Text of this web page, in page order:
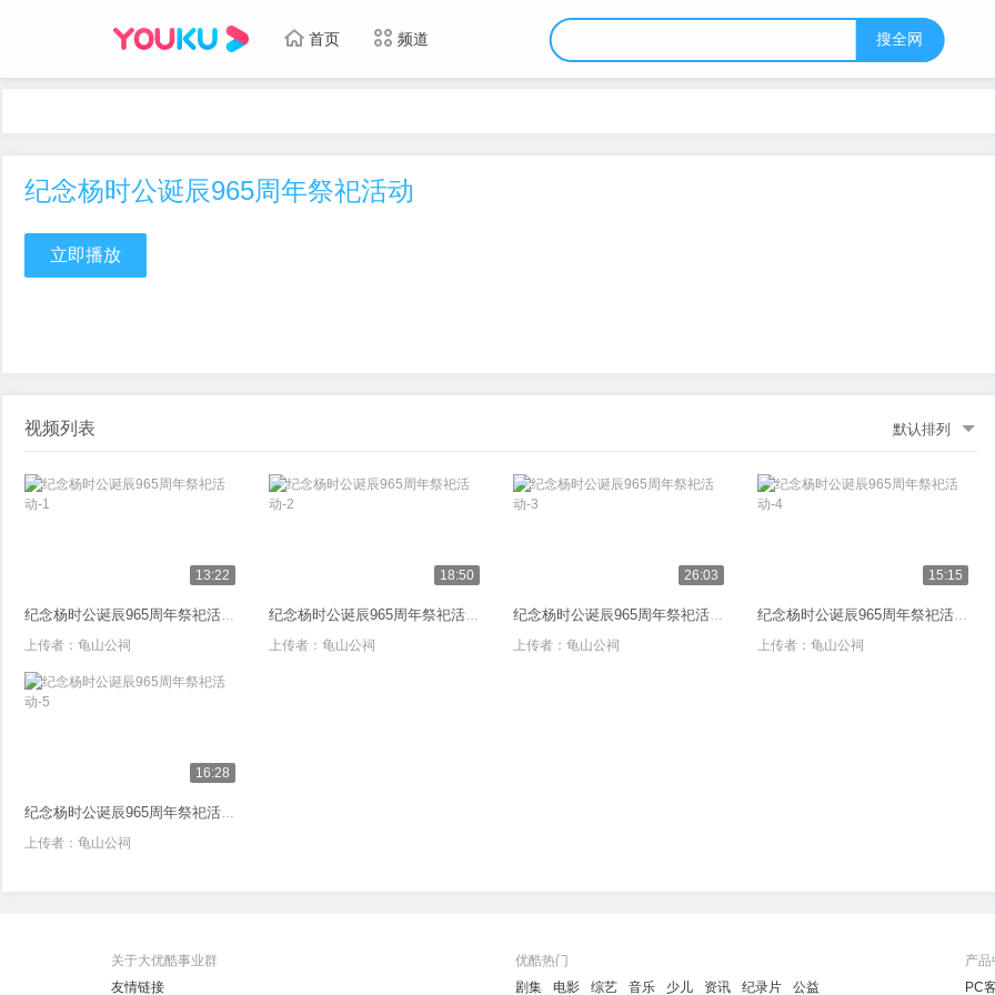
首页 频道 搜全网
纪念杨时公诞辰965周年祭祀活动
立即播放
视频列表 默认排列
13:22
纪念杨时公诞辰965周年祭祀活动-1
上传者： 龟山公祠
18:50
纪念杨时公诞辰965周年祭祀活动-2
上传者： 龟山公祠
26:03
纪念杨时公诞辰965周年祭祀活动-3
上传者： 龟山公祠
15:15
纪念杨时公诞辰965周年祭祀活动-4
上传者： 龟山公祠
16:28
纪念杨时公诞辰965周年祭祀活动-5
上传者： 龟山公祠
关于大优酷事业群
友情链接
优酷热门
剧集
电影 综艺 音乐 少儿 资讯 纪录片 公益
产品
PC